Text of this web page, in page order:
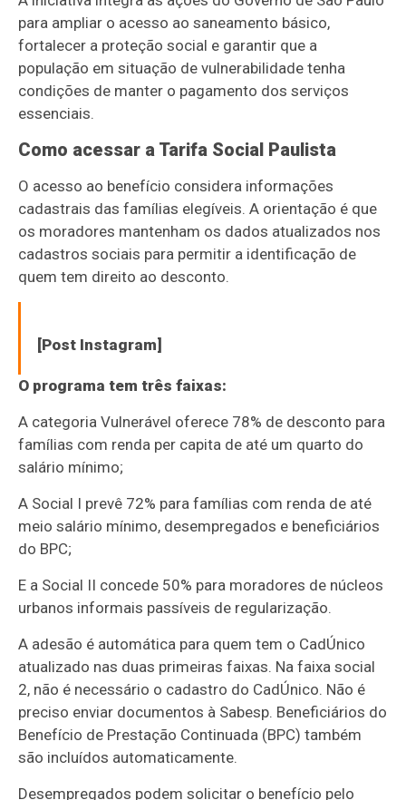
para ampliar o acesso ao saneamento básico,
fortalecer a proteção social e garantir que a
população em situação de vulnerabilidade tenha
condições de manter o pagamento dos serviços
essenciais.
Como acessar a Tarifa Social Paulista
O acesso ao benefício considera informações
cadastrais das famílias elegíveis. A orientação é que
os moradores mantenham os dados atualizados nos
cadastros sociais para permitir a identificação de
quem tem direito ao desconto.
[Post Instagram]
O programa tem três faixas:
A categoria Vulnerável oferece 78% de desconto para
famílias com renda per capita de até um quarto do
salário mínimo;
A Social I prevê 72% para famílias com renda de até
meio salário mínimo, desempregados e beneficiários
do BPC;
E a Social II concede 50% para moradores de núcleos
urbanos informais passíveis de regularização.
A adesão é automática para quem tem o CadÚnico
atualizado nas duas primeiras faixas. Na faixa social
2, não é necessário o cadastro do CadÚnico. Não é
preciso enviar documentos à Sabesp. Beneficiários do
Benefício de Prestação Continuada (BPC) também
são incluídos automaticamente.
Desempregados podem solicitar o benefício pelo